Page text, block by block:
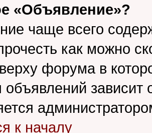
«Объявление»?
чаще всего
как можно
форума в
объявлений зависит
к началу